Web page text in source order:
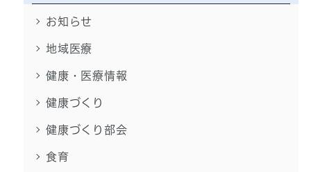
お知らせ
地域医療
健康・医療情報
健康づくり
健康づくり部会
食育